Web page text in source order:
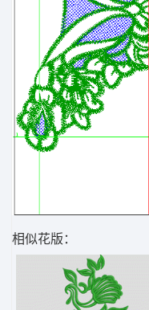
相似花版：